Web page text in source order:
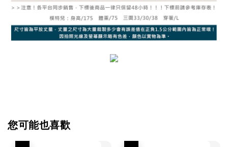
您可能也喜歡